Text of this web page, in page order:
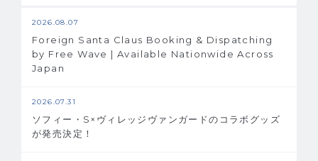
2026.08.07
Foreign Santa Claus Booking & Dispatching
by Free Wave | Available Nationwide Across
Japan
2026.07.31
ソフィー・S×ヴィレッジヴァンガードのコラボグッズ
が発売決定！